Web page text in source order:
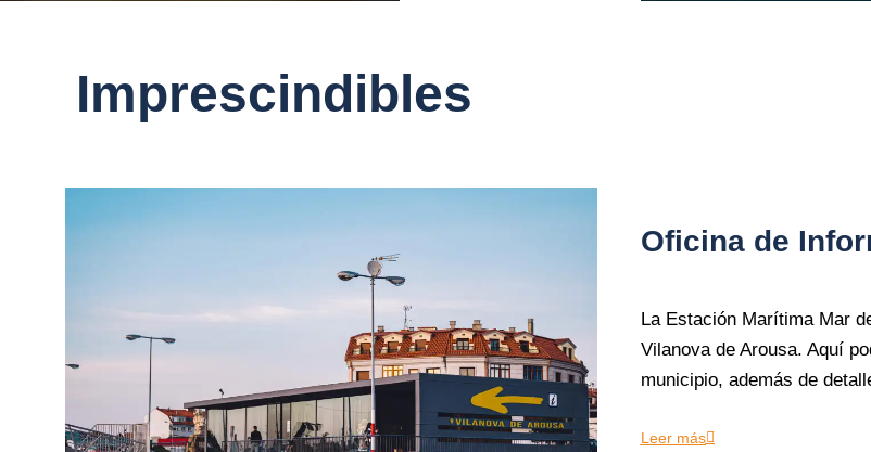
Imprescindibles
Oficina de
La Estación Marítima Mar
Vilanova de Arousa. Aquí
municipio, además de
Leer más